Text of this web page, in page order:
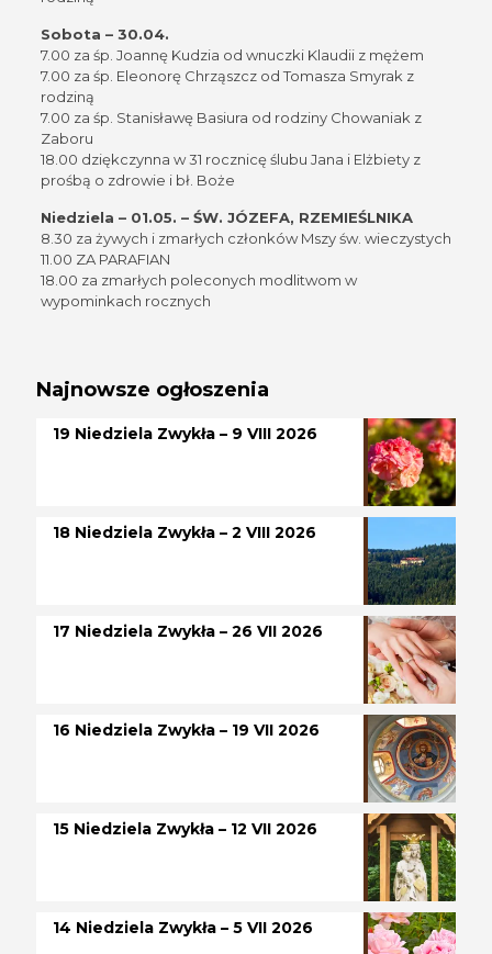
Sobota – 30.04.
7.00 za śp. Joannę Kudzia od wnuczki Klaudii z mężem
7.00 za śp. Eleonorę Chrząszcz od Tomasza Smyrak z
rodziną
7.00 za śp. Stanisławę Basiura od rodziny Chowaniak z
Zaboru
18.00 dziękczynna w 31 rocznicę ślubu Jana i Elżbiety z
prośbą o zdrowie i bł. Boże
Niedziela – 01.05. – ŚW. JÓZEFA, RZEMIEŚLNIKA
8.30 za żywych i zmarłych członków Mszy św. wieczystych
11.00 ZA PARAFIAN
18.00 za zmarłych poleconych modlitwom w
wypominkach rocznych
Najnowsze ogłoszenia
19 Niedziela Zwykła – 9 VIII 2026
18 Niedziela Zwykła – 2 VIII 2026
17 Niedziela Zwykła – 26 VII 2026
16 Niedziela Zwykła – 19 VII 2026
15 Niedziela Zwykła – 12 VII 2026
14 Niedziela Zwykła – 5 VII 2026